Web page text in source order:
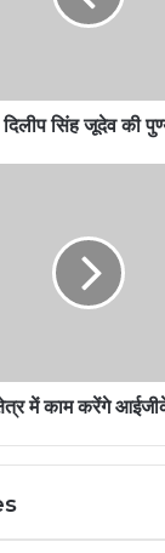
सिंह जूदेव की
में काम करेंगे